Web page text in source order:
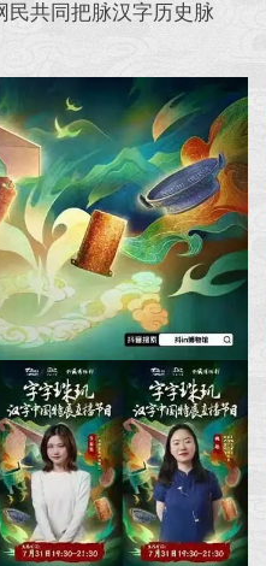
民共同把脉汉字历史脉